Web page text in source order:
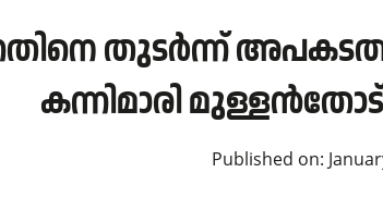
തുടർന്ന്
കന്നിമാരി മുള്ളൻതോട്
Published on: